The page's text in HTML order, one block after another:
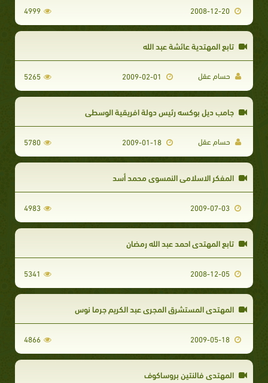
4999
تابع المهتدية عائشة عبد الله
حسام عقل 5265
جامب ديل بوكسه رئيس دولة افريقية الوسطى
حسام عقل 2009-01-18
5780
المفكر الاسلامى النمسوى محمد أسد
4983
تابع المهتدى احمد عبد الله رمضان
5341
المهتدى المستشرق المجرى عبد الكريم جرما نوس
4866
المهتدى فالنتين بروساكوف